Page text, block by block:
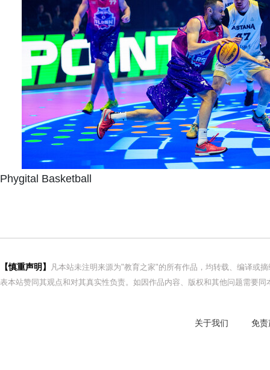
Phygital Basketball
【慎重声明】
凡本站未注明来源为"教育之家"的所有作品，均转载、编译或
表本站赞同其观点和对其真实性负责。如因作品内容、版权和其他问题需要
关于我们 免责